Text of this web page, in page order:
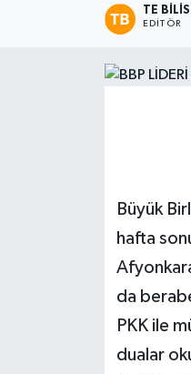
TE
EDITÖR
Büyük
hafta
da
PKK ile
dualar
Magazin